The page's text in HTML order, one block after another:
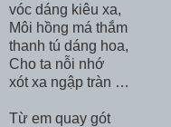
vóc dáng kiêu xa,
Môi hồng má thắm
thanh tú dáng hoa,
Cho ta nỗi nhớ
xót xa ngập tràn …
Từ em quay gót